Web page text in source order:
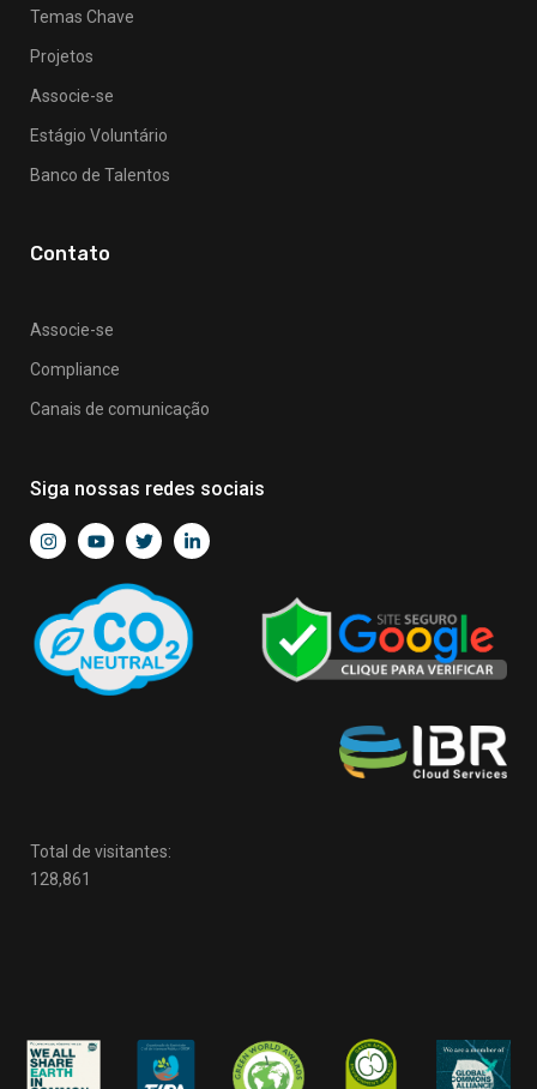
Temas Chave
Projetos
Associe-se
Estágio Voluntário
Banco de Talentos
Contato
Associe-se
Compliance
Canais de comunicação
Siga nossas redes sociais
Total de visitantes:
128,861